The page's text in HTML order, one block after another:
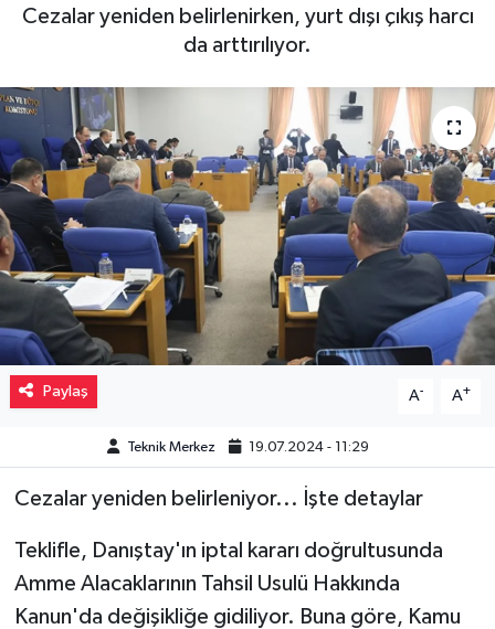
Cezalar yeniden belirlenirken, yurt dışı çıkış harcı
da arttırılıyor.
Paylaş A- A+
Teknik Merkez 19.07.2024 - 11:29
Cezalar yeniden belirleniyor... İşte detaylar
Teklifle, Danıştay'ın iptal kararı doğrultusunda
Amme Alacaklarının Tahsil Usulü Hakkında
Kanun'da değişikliğe gidiliyor. Buna göre, Kamu
Kültür Sanat
Magazin
Müzik
Piyasa
Resmi İlanlar
Sağlık
Sinemalar
Teknoloji
Türkiye